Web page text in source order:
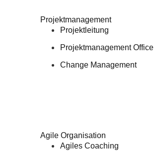
Projektmanagement
Projektleitung
Projektmanagement Office
Change Management
Agile Organisation
Agiles Coaching